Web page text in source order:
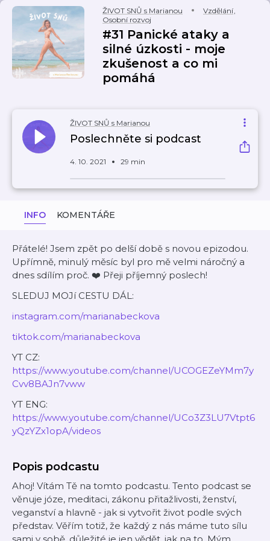
ŽIVOT SNŮ s Marianou Vzdělání,
Osobní rozvoj
#31 Panické ataky a
silné úzkosti - moje
zkušenost a co mi
pomáhá
ŽIVOT SNŮ s Marianou
Poslechněte si podcast
4. 10. 2021 29 min
INFO KOMENTÁŘE
Přátelé! Jsem zpět po delší době s novou epizodou.
Upřímně, minulý měsíc byl pro mě velmi náročný a
dnes sdílím proč. ❤️ Přeji příjemný poslech!
SLEDUJ MOJí CESTU DÁL:
instagram.com/marianabeckova
tiktok.com/marianabeckova
YT CZ:
https://www.youtube.com/channel/UCOGEZeYMm7y
Cvv8BAJn7vww
YT ENG:
https://www.youtube.com/channel/UCo3Z3LU7Vtpt6
yQzYZx1opA/videos
Popis podcastu
Ahoj! Vítám Tě na tomto podcastu. Tento podcast se
věnuje józe, meditaci, zákonu přitažlivosti, ženství,
veganství a hlavně - jak si vytvořit život podle svých
představ. Věřím totiž, že každý z nás máme tuto sílu